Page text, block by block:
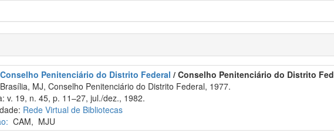
Penitenciário do Distrito Federal / Conselho Penitenciário do Distrito
MJ, Conselho Penitenciário do Distrito Federal, 1977.
v. 19, n. 45, p. 11–27, jul./dez., 1982.
Rede Virtual de Bibliotecas
CAM, MJU